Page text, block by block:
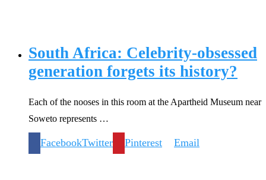
South Africa: Celebrity-obsessed
generation forgets its history?
Each of the nooses in this room at the Apartheid Museum near
Soweto represents …
FacebookTwitter Pinterest Email